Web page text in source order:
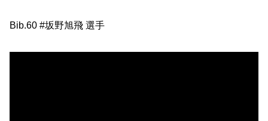
Bib.60 #坂野旭飛 選手